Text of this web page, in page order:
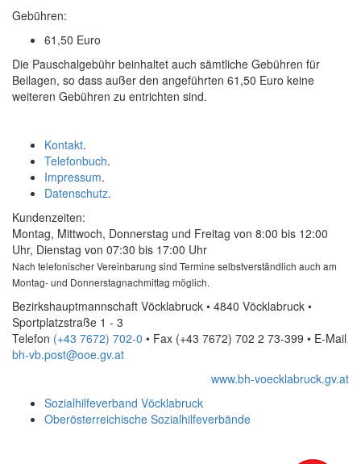
Gebühren:
61,50 Euro
Die Pauschalgebühr beinhaltet auch sämtliche Gebühren für
Beilagen, so dass außer den angeführten 61,50 Euro keine
weiteren Gebühren zu entrichten sind.
Kontakt.
Telefonbuch.
Impressum.
Datenschutz.
Kundenzeiten:
Montag, Mittwoch, Donnerstag und Freitag von 8:00 bis 12:00
Uhr, Dienstag von 07:30 bis 17:00 Uhr
Nach telefonischer Vereinbarung sind Termine selbstverständlich auch am
Montag- und Donnerstagnachmittag möglich.
Bezirkshauptmannschaft Vöcklabruck • 4840 Vöcklabruck •
Sportplatzstraße 1 - 3
Telefon (+43 7672) 702-0 • Fax (+43 7672) 702 2 73-399 • E-Mail
bh-vb.post@ooe.gv.at
www.bh-voecklabruck.gv.at
Sozialhilfeverband Vöcklabruck
Oberösterreichische Sozialhilfeverbände